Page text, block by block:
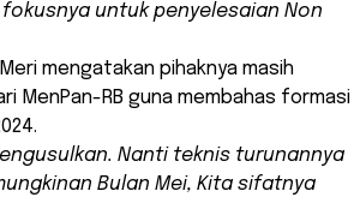
fokusnya untuk penyelesaian Non
mengatakan pihaknya masih
MenPan-RB guna membahas formasi
Nanti teknis turunannya
Bulan Mei, Kita sifatnya